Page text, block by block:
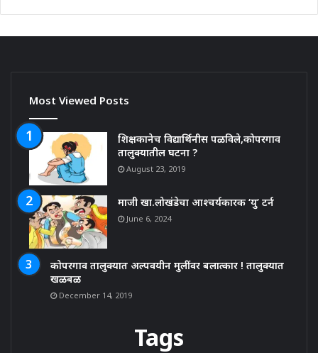
Most Viewed Posts
शिक्षकानेच विद्यार्थिनीस पळविले,कोपरगाव
तालुक्यातील घटना ?
August 23, 2019
माजी खा.लोखंडेचा आश्चर्यकारक ‘यु’ टर्न
June 6, 2024
कोपरगाव तालुक्यात अल्पवयीन मुलींवर बलात्कार ! तालुक्यात
खळबळ
December 14, 2019
Tags